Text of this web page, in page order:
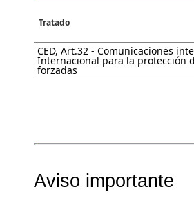
Tratado
CED, Art.32 - Comunicaciones
Internacional para la protección
forzadas
Aviso importante